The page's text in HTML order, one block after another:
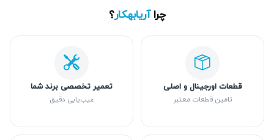
چراآریابهکار؟
قطعات اورجینال و اصلی
تامین قطعات معتبر
تعمیر تخصصی برند شما
عیب‌یابی دقیق